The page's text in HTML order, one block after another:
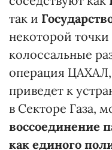
так и
некоторой
колоссальные
операция
приведет к
в Секторе Газа,
воссоединение
как единого